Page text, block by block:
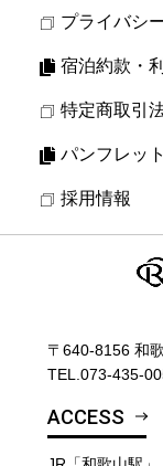
プライバシ
宿泊約款・
特定商取引
パンフレット
採用情報
〒640-8156 和
TEL.073-435-
ACCESS